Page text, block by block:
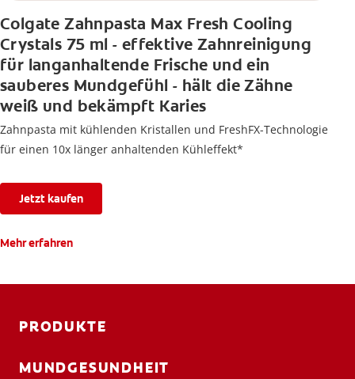
Colgate Zahnpasta Max Fresh Cooling
Crystals 75 ml - effektive Zahnreinigung
für langanhaltende Frische und ein
sauberes Mundgefühl - hält die Zähne
weiß und bekämpft Karies
Zahnpasta mit kühlenden Kristallen und FreshFX-Technologie
für einen 10x länger anhaltenden Kühleffekt*
Jetzt kaufen
Mehr erfahren
PRODUKTE
MUNDGESUNDHEIT